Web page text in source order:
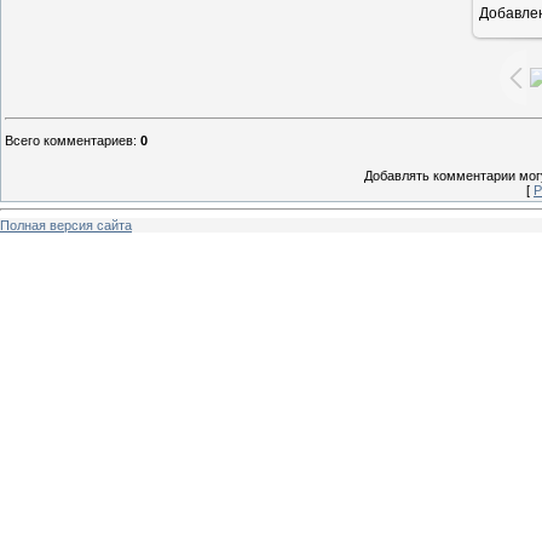
Всего комментариев: 0
Добавлять комментарии
[
Полная версия сайта